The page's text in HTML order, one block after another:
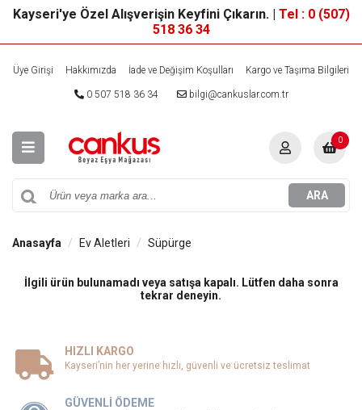
Kayseri'ye Özel Alışverişin Keyfini Çıkarın. | Tel : 0 (507)
518 36 34
Üye Girişi Hakkımızda İade ve Değişim Koşulları Kargo ve Taşıma Bilgileri
0 507 518 36 34 bilgi@cankuslar.com.tr
ARA
0
Anasayfa Ev Aletleri Süpürge
İlgili ürün bulunamadı veya satışa kapalı. Lütfen daha sonra
tekrar deneyin.
HIZLI KARGO
Kayseri’nin her yerine hızlı, güvenli ve ücretsiz teslimat
GÜVENLİ ÖDEME